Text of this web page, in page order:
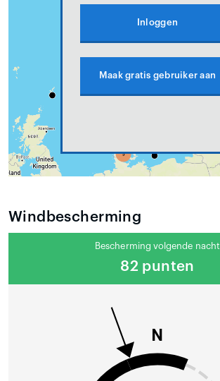
Inloggen
Maak gratis gebruiker aan
Windbescherming
Bescherming volgende nacht
82 punten
N